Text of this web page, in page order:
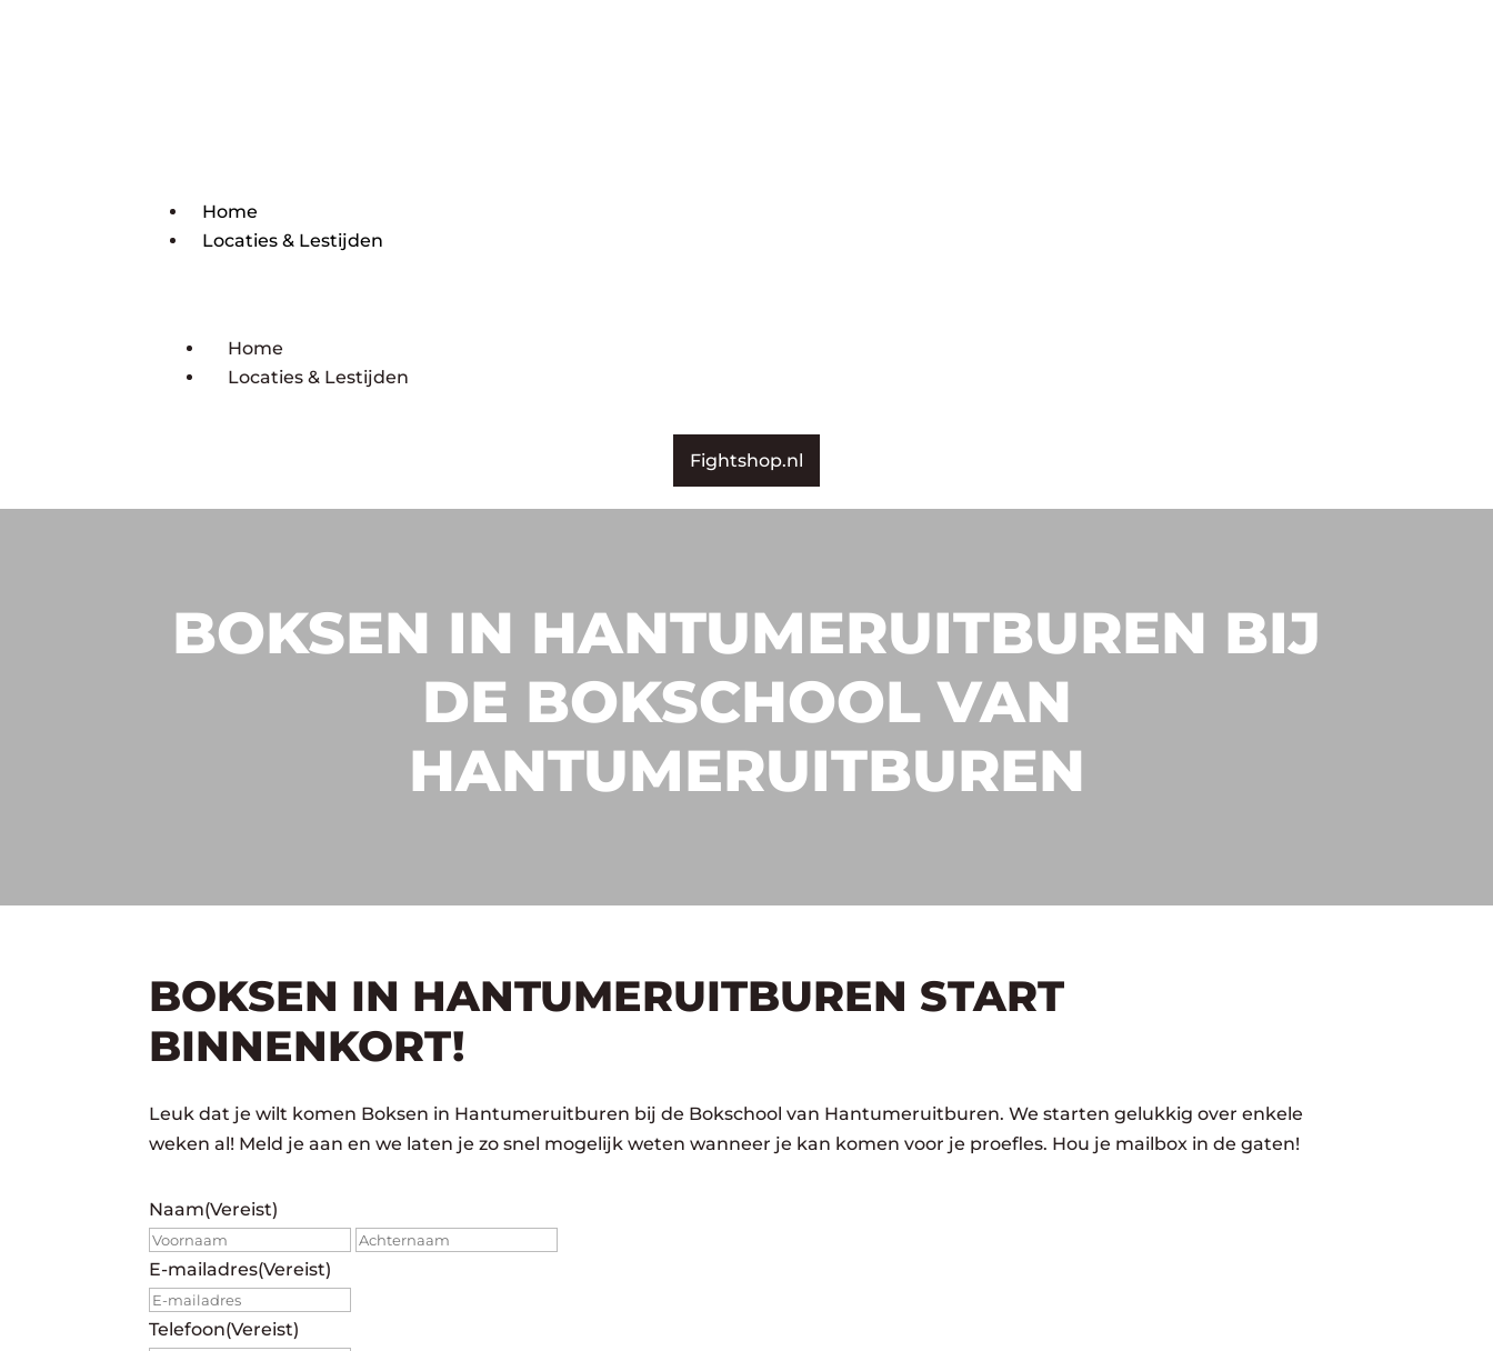
Home
Locaties & Lestijden
Home
Locaties & Lestijden
Fightshop.nl
BOKSEN IN HANTUMERUITBUREN BIJ
DE BOKSCHOOL VAN
HANTUMERUITBUREN
BOKSEN IN HANTUMERUITBUREN START
BINNENKORT!
Leuk dat je wilt komen Boksen in Hantumeruitburen bij de Bokschool van Hantumeruitburen. We starten gelukkig over enkele
weken al! Meld je aan en we laten je zo snel mogelijk weten wanneer je kan komen voor je proefles. Hou je mailbox in de gaten!
Naam(Vereist)
Voornaam
E-mailadres(Vereist)
Telefoon(Vereist)